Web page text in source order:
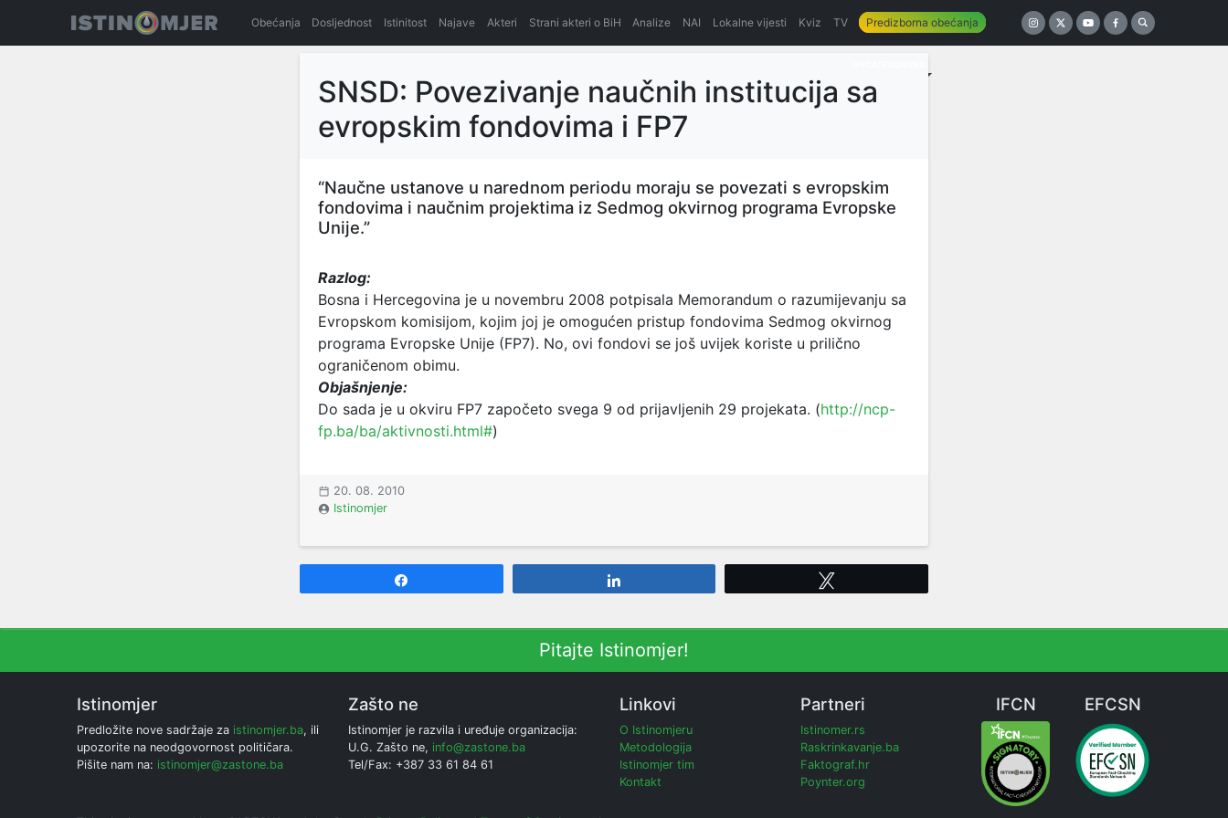
Obećanja Dosljednost Istinitost Najave Akteri Strani akteri o BiH Analize NAI Lokalne vijesti Kviz TV Predizborna obećanja
SNSD: Povezivanje naučnih institucija sa
evropskim fondovima i FP7
“Naučne ustanove u narednom periodu moraju se povezati s evropskim
fondovima i naučnim projektima iz Sedmog okvirnog programa Evropske
Unije.”
Razlog:
Bosna i Hercegovina je u novembru 2008 potpisala Memorandum o razumijevanju sa
Evropskom komisijom, kojim joj je omogućen pristup fondovima Sedmog okvirnog
programa Evropske Unije (FP7). No, ovi fondovi se još uvijek koriste u prilično
ograničenom obimu.
Objašnjenje:
Do sada je u okviru FP7 započeto svega 9 od prijavljenih 29 projekata. (http://ncp-
fp.ba/ba/aktivnosti.html#)
20. 08. 2010
Istinomjer
Pitajte Istinomjer!
Istinomjer
Predložite nove sadržaje za istinomjer.ba, ili
upozorite na neodgovornost političara.
Pišite nam na: istinomjer@zastone.ba
Zašto ne
Istinomjer je razvila i uređuje organizacija:
U.G. Zašto ne, info@zastone.ba
Tel/Fax: +387 33 61 84 61
Linkovi
O Istinomjeru
Metodologija
Istinomjer tim
Kontakt
Partneri
Istinomer.rs
Raskrinkavanje.ba
Faktograf.hr
Poynter.org
IFCN EFCSN